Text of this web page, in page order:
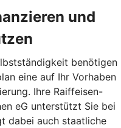
und
benötigen
eine auf Ihr Vorhaben
Ihre Raiffeisen-
eG unterstützt Sie bei
dabei auch staatliche